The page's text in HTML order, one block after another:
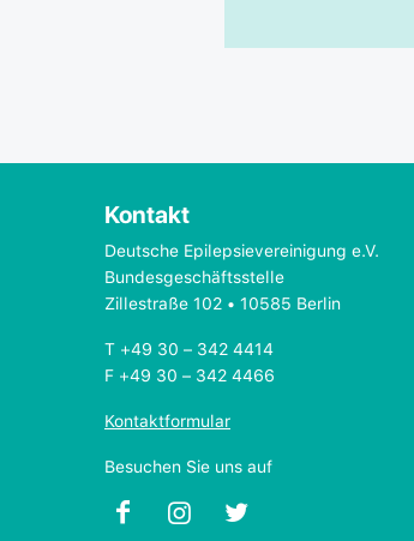
Kontakt
Deutsche Epilepsievereinigung e.V.
Bundesgeschäftsstelle
Zillestraße 102 • 10585 Berlin
T +49 30 – 342 4414
F +49 30 – 342 4466
Kontaktformular
Besuchen Sie uns auf